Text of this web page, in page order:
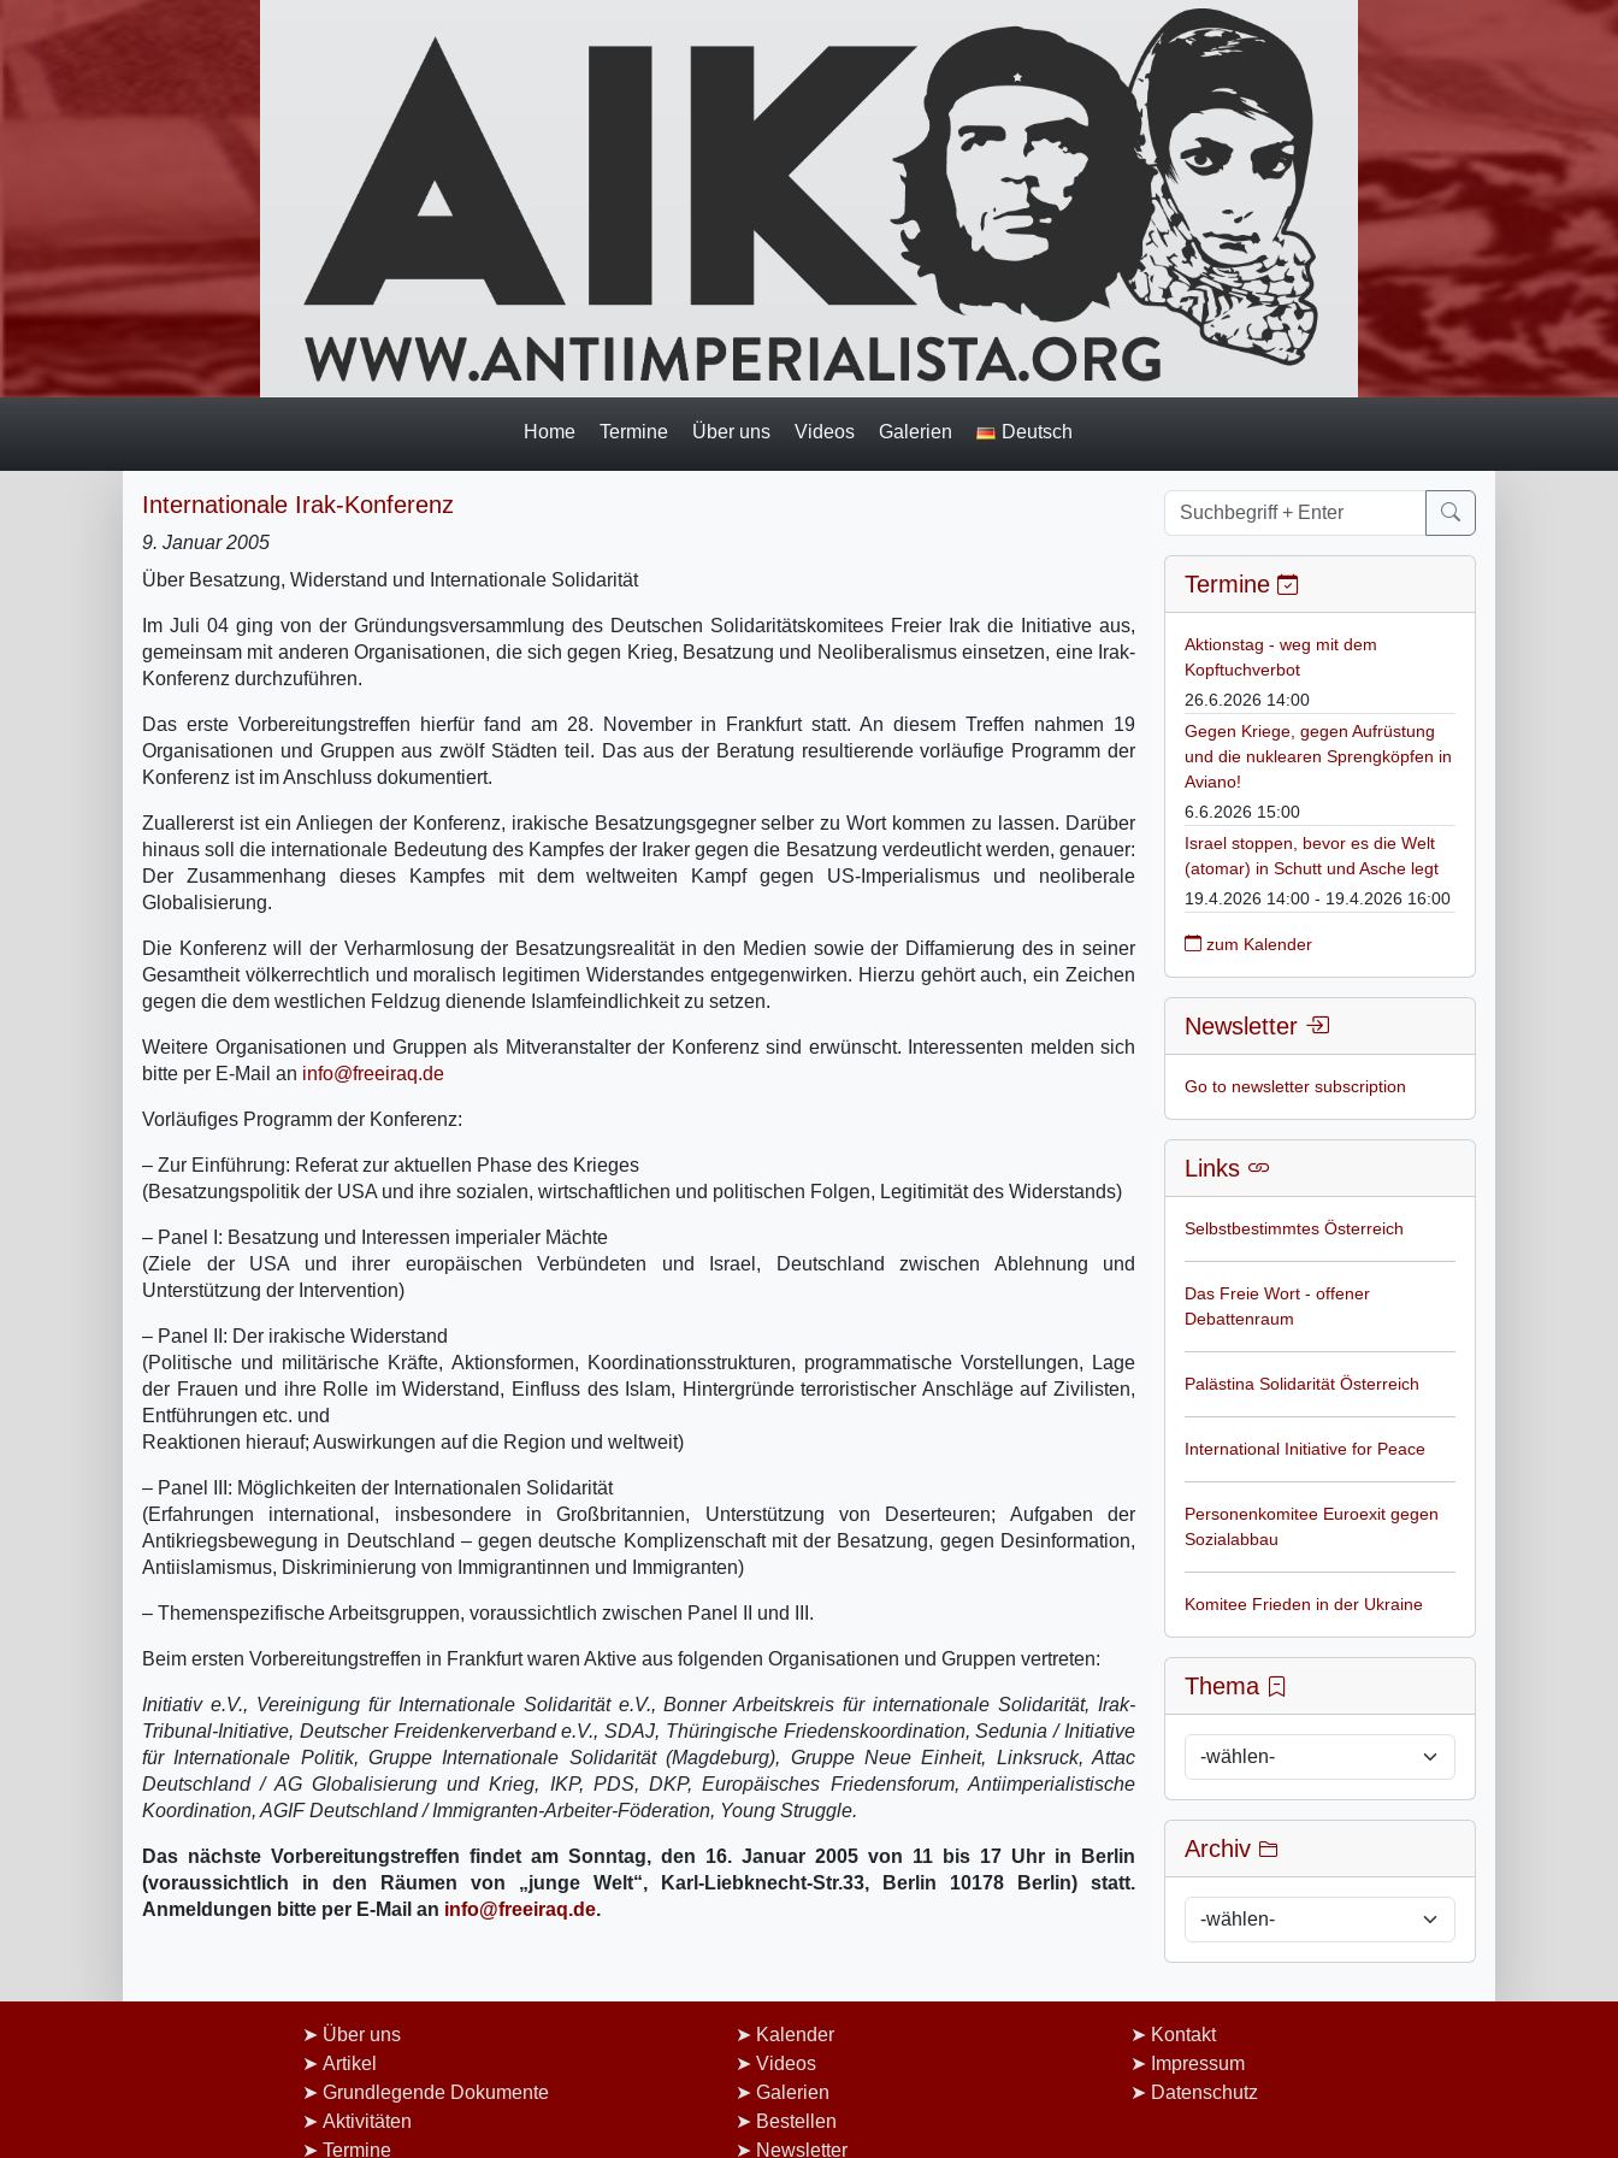
Home Termine Über uns Videos Galerien Deutsch
Internationale Irak-Konferenz
9. Januar 2005
Über Besatzung, Widerstand und Internationale Solidarität
Im Juli 04 ging von der Gründungsversammlung des Deutschen Solidaritätskomitees Freier Irak die Initiative aus,
gemeinsam mit anderen Organisationen, die sich gegen Krieg, Besatzung und Neoliberalismus einsetzen, eine Irak-
Konferenz durchzuführen.
Das erste Vorbereitungstreffen hierfür fand am 28. November in Frankfurt statt. An diesem Treffen nahmen 19
Organisationen und Gruppen aus zwölf Städten teil. Das aus der Beratung resultierende vorläufige Programm der
Konferenz ist im Anschluss dokumentiert.
Zuallererst ist ein Anliegen der Konferenz, irakische Besatzungsgegner selber zu Wort kommen zu lassen. Darüber
hinaus soll die internationale Bedeutung des Kampfes der Iraker gegen die Besatzung verdeutlicht werden, genauer:
Der Zusammenhang dieses Kampfes mit dem weltweiten Kampf gegen US-Imperialismus und neoliberale
Globalisierung.
Die Konferenz will der Verharmlosung der Besatzungsrealität in den Medien sowie der Diffamierung des in seiner
Gesamtheit völkerrechtlich und moralisch legitimen Widerstandes entgegenwirken. Hierzu gehört auch, ein Zeichen
gegen die dem westlichen Feldzug dienende Islamfeindlichkeit zu setzen.
Weitere Organisationen und Gruppen als Mitveranstalter der Konferenz sind erwünscht. Interessenten melden sich
bitte per E-Mail an info@freeiraq.de
Vorläufiges Programm der Konferenz:
– Zur Einführung: Referat zur aktuellen Phase des Krieges
(Besatzungspolitik der USA und ihre sozialen, wirtschaftlichen und politischen Folgen, Legitimität des Widerstands)
– Panel I: Besatzung und Interessen imperialer Mächte
(Ziele der USA und ihrer europäischen Verbündeten und Israel, Deutschland zwischen Ablehnung und
Unterstützung der Intervention)
– Panel II: Der irakische Widerstand
(Politische und militärische Kräfte, Aktionsformen, Koordinationsstrukturen, programmatische Vorstellungen, Lage
der Frauen und ihre Rolle im Widerstand, Einfluss des Islam, Hintergründe terroristischer Anschläge auf Zivilisten,
Entführungen etc. und
Reaktionen hierauf; Auswirkungen auf die Region und weltweit)
– Panel III: Möglichkeiten der Internationalen Solidarität
(Erfahrungen international, insbesondere in Großbritannien, Unterstützung von Deserteuren; Aufgaben der
Antikriegsbewegung in Deutschland – gegen deutsche Komplizenschaft mit der Besatzung, gegen Desinformation,
Antiislamismus, Diskriminierung von Immigrantinnen und Immigranten)
– Themenspezifische Arbeitsgruppen, voraussichtlich zwischen Panel II und III.
Beim ersten Vorbereitungstreffen in Frankfurt waren Aktive aus folgenden Organisationen und Gruppen vertreten:
Initiativ e.V., Vereinigung für Internationale Solidarität e.V., Bonner Arbeitskreis für internationale Solidarität, Irak-
Tribunal-Initiative, Deutscher Freidenkerverband e.V., SDAJ, Thüringische Friedenskoordination, Sedunia / Initiative
für Internationale Politik, Gruppe Internationale Solidarität (Magdeburg), Gruppe Neue Einheit, Linksruck, Attac
Deutschland / AG Globalisierung und Krieg, IKP, PDS, DKP, Europäisches Friedensforum, Antiimperialistische
Koordination, AGIF Deutschland / Immigranten-Arbeiter-Föderation, Young Struggle.
Das nächste Vorbereitungstreffen findet am Sonntag, den 16. Januar 2005 von 11 bis 17 Uhr in Berlin
(voraussichtlich in den Räumen von „junge Welt“, Karl-Liebknecht-Str.33, Berlin 10178 Berlin) statt.
Anmeldungen bitte per E-Mail an info@freeiraq.de.
Termine
Aktionstag - weg mit dem
Kopftuchverbot
26.6.2026 14:00
Gegen Kriege, gegen Aufrüstung
und die nuklearen Sprengköpfen in
Aviano!
6.6.2026 15:00
Israel stoppen, bevor es die Welt
(atomar) in Schutt und Asche legt
19.4.2026 14:00 - 19.4.2026 16:00
zum Kalender
Newsletter
Go to newsletter subscription
Links
Selbstbestimmtes Österreich
Das Freie Wort - offener
Debattenraum
Palästina Solidarität Österreich
International Initiative for Peace
Personenkomitee Euroexit gegen
Sozialabbau
Komitee Frieden in der Ukraine
Thema
Archiv
Über uns
Artikel
Grundlegende Dokumente
Aktivitäten
Termine
Kalender
Videos
Galerien
Bestellen
Newsletter
Kontakt
Impressum
Datenschutz